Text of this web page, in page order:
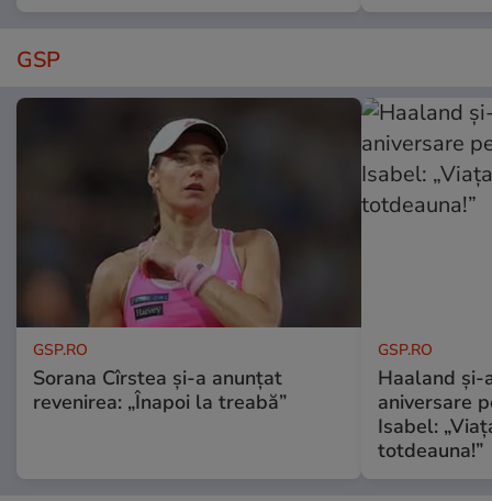
GSP
GSP.RO
Sorana Cîrstea și-a anunțat
revenirea: „Înapoi la treabă”
GSP.RO
Haaland
aniversare
Isabel:
totdeauna!”